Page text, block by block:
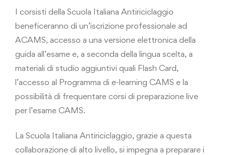
I corsisti della Scuola Italiana Antiriciclaggio
beneficeranno di un’iscrizione professionale ad
ACAMS, accesso a una versione elettronica della
guida all’esame e, a seconda della lingua scelta, a
materiali di studio aggiuntivi quali Flash Card,
l’accesso al Programma di e-learning CAMS e la
possibilità di frequentare corsi di preparazione live
per l’esame CAMS.
La Scuola Italiana Antiriciclaggio, grazie a questa
collaborazione di alto livello, si impegna a preparare i